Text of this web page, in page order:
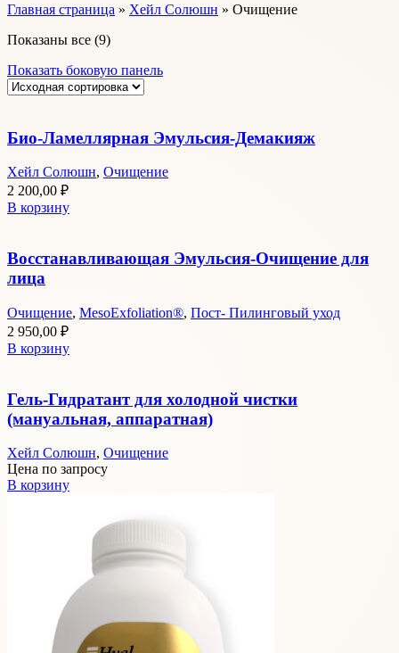
Главная страница » Хейл Солюшн » Очищение
Показаны все (9)
Показать боковую панель
Био-Ламеллярная Эмульсия-Демакияж
Хейл Солюшн, Очищение
2 200,00 ₽
В корзину
Восстанавливающая Эмульсия-Очищение для
лица
Очищение, MesoExfoliation®, Пост- Пилинговый уход
2 950,00 ₽
В корзину
Гель-Гидратант для холодной чистки
(мануальная, аппаратная)
Хейл Солюшн, Очищение
Цена по запросу
В корзину